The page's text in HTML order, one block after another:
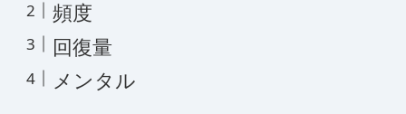
頻度
回復量
メンタル